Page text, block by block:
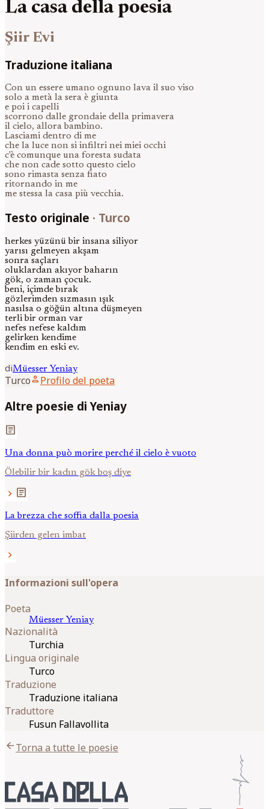
La casa della poesia
Şiir Evi
Traduzione italiana
Con un essere umano ognuno lava il suo viso
solo a metà la sera è giunta
e poi i capelli
scorrono dalle grondaie della primavera
il cielo, allora bambino.
Lasciami dentro di me
che la luce non si infiltri nei miei occhi
c'è comunque una foresta sudata
che non cade sotto questo cielo
sono rimasta senza fiato
ritornando in me
me stessa la casa più vecchia.
Testo originale · Turco
herkes yüzünü bir insana siliyor
yarısı gelmeyen akşam
sonra saçları
oluklardan akıyor baharın
gök, o zaman çocuk.
beni, içimde bırak
gözlerimden sızmasın ışık
nasılsa o göğün altına düşmeyen
terli bir orman var
nefes nefese kaldım
gelirken kendime
kendim en eski ev.
diMüesser Yeniay
Turcoperson Profilo del poeta
Altre poesie di Yeniay
article
Una donna può morire perché il cielo è vuoto
Ölebilir bir kadın gök boş diye
chevron_right article
La brezza che soffia dalla poesia
Şiirden gelen imbat
chevron_right
Informazioni sull'opera
Poeta
Müesser Yeniay
Nazionalità
Turchia
Lingua originale
Turco
Traduzione
Traduzione italiana
Traduttore
Fusun Fallavollita
arrow_backTorna a tutte le poesie